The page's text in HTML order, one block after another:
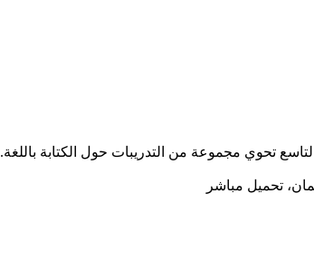
تحوي مجموعة من التدريبات حول الكتابة باللغة.